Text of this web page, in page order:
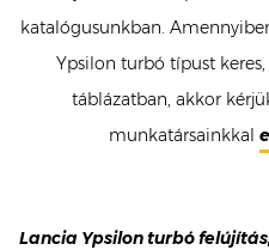
katalógusunkban.
Ypsilon turbó típust
táblázatban, akkor
munkatársainkkal
Lancia Ypsilon turbó